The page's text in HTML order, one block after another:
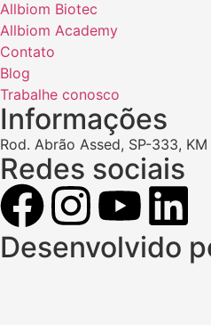
Allbiom Biotec
Allbiom Academy
Contato
Blog
Trabalhe conosco
Informações
Rod. Abrão Assed, SP-333,
Redes sociais
Desenvolvido